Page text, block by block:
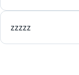
zzzzz